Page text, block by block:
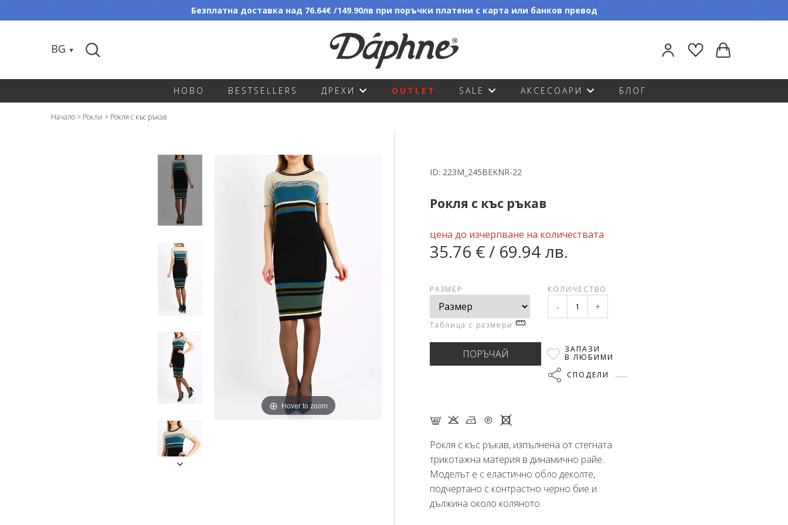
Безплатна доставка над 76.64€ /149.90лв при поръчки платени с карта или банков превод
BG
НОВО BESTSELLERS ДРЕХИ OUTLET SALE АКСЕСОАРИ БЛОГ
Начало > Рокли > Рокля с къс ръкав
Hover to zoom
ID: 223M_245BEKNR-22
Рокля с къс ръкав
цена до изчерпване на количествата
35.76 € / 69.94 лв.
РАЗМЕР
Таблица с размери
КОЛИЧЕСТВО
- +
ЗАПАЗИ
В ЛЮБИМИ
СПОДЕЛИ
F K N Q X
Рокля с къс ръкав, изпълнена от стегната
трикотажна материя в динамично райе.
Моделът е с еластично обло деколте,
подчертано с контрастно черно бие и
дължина около коляното.